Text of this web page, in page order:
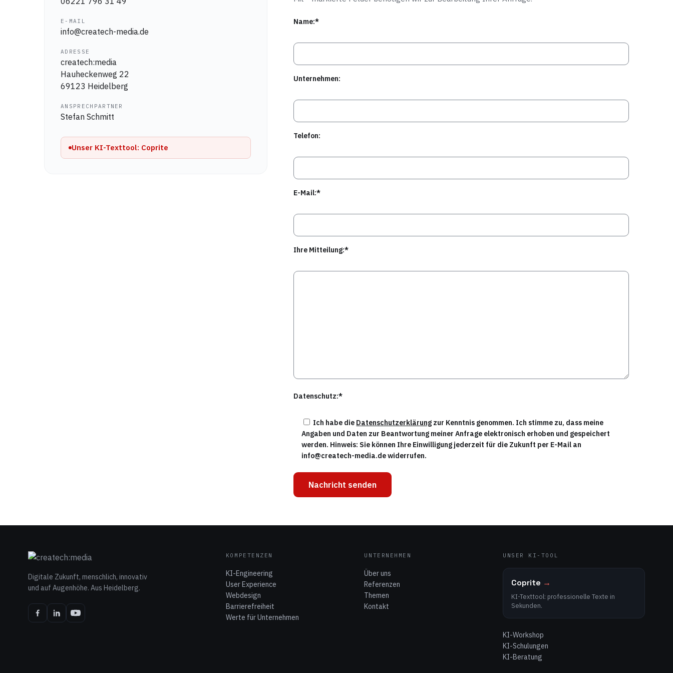
E-MAIL
info@createch-media.de
ADRESSE
createch:media
Hauheckenweg 22
69123 Heidelberg
ANSPRECHPARTNER
Stefan Schmitt
Unser KI-Texttool: Coprite
Name:*
Unternehmen:
Telefon:
E-Mail:*
Ihre Mitteilung:*
Datenschutz:*
Ich habe die Datenschutzerklärung zur Kenntnis genommen. Ich stimme zu, dass meine
Angaben und Daten zur Beantwortung meiner Anfrage elektronisch erhoben und gespeichert
werden. Hinweis: Sie können Ihre Einwilligung jederzeit für die Zukunft per E-Mail an
info@createch-media.de widerrufen.
Digitale Zukunft, menschlich, innovativ
und auf Augenhöhe. Aus Heidelberg.
KOMPETENZEN
KI-Engineering
User Experience
Webdesign
Barrierefreiheit
Werte für Unternehmen
UNTERNEHMEN
Über uns
Referenzen
Themen
Kontakt
UNSER KI-TOOL
Coprite →
KI-Texttool: professionelle Texte in
Sekunden.
KI-Workshop
KI-Schulungen
KI-Beratung